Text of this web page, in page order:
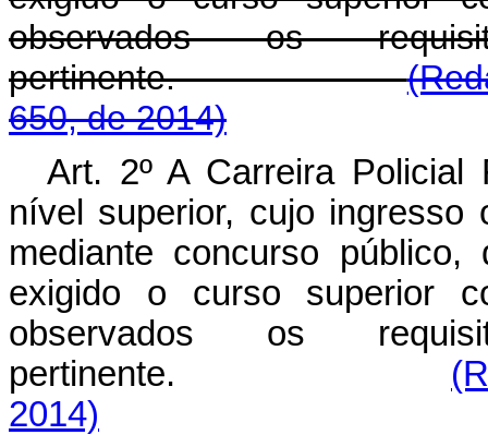
observados os
pertinente.
650, de 2014)
Art. 2º A Carreira
nível superior, cujo ingresso
mediante concurso
exigido o curso superior
observados os
pertinente.
2014)